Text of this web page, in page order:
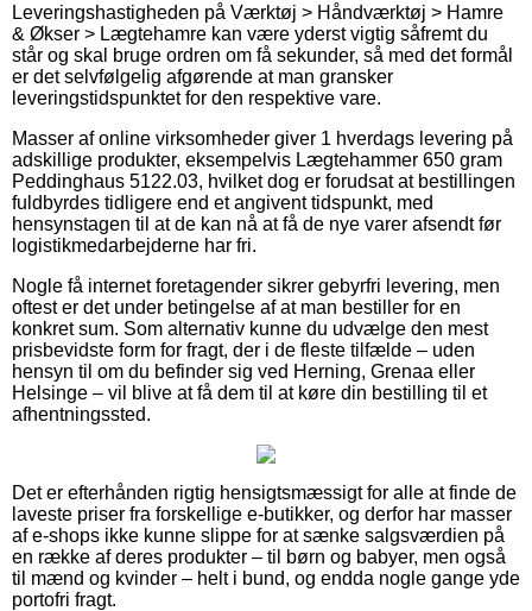
Leveringshastigheden på Værktøj > Håndværktøj > Hamre
& Økser > Lægtehamre kan være yderst vigtig såfremt du
står og skal bruge ordren om få sekunder, så med det formål
er det selvfølgelig afgørende at man gransker
leveringstidspunktet for den respektive vare.
Masser af online virksomheder giver 1 hverdags levering på
adskillige produkter, eksempelvis Lægtehammer 650 gram
Peddinghaus 5122.03, hvilket dog er forudsat at bestillingen
fuldbyrdes tidligere end et angivent tidspunkt, med
hensynstagen til at de kan nå at få de nye varer afsendt før
logistikmedarbejderne har fri.
Nogle få internet foretagender sikrer gebyrfri levering, men
oftest er det under betingelse af at man bestiller for en
konkret sum. Som alternativ kunne du udvælge den mest
prisbevidste form for fragt, der i de fleste tilfælde – uden
hensyn til om du befinder sig ved Herning, Grenaa eller
Helsinge – vil blive at få dem til at køre din bestilling til et
afhentningssted.
Det er efterhånden rigtig hensigtsmæssigt for alle at finde de
laveste priser fra forskellige e-butikker, og derfor har masser
af e-shops ikke kunne slippe for at sænke salgsværdien på
en række af deres produkter – til børn og babyer, men også
til mænd og kvinder – helt i bund, og endda nogle gange yde
portofri fragt.